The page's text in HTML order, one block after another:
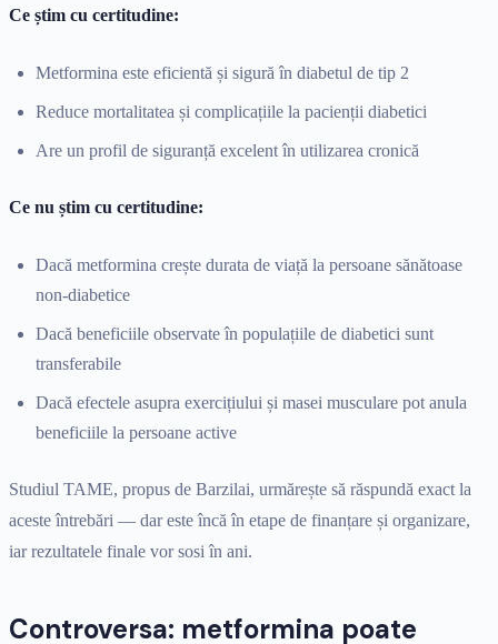
Ce știm cu certitudine:
Metformina este eficientă și sigură în diabetul de tip 2
Reduce mortalitatea și complicațiile la pacienții diabetici
Are un profil de siguranță excelent în utilizarea cronică
Ce nu știm cu certitudine:
Dacă metformina crește durata de viață la persoane sănătoase
non-diabetice
Dacă beneficiile observate în populațiile de diabetici sunt
transferabile
Dacă efectele asupra exercițiului și masei musculare pot anula
beneficiile la persoane active
Studiul TAME, propus de Barzilai, urmărește să răspundă exact la
aceste întrebări — dar este încă în etape de finanțare și organizare,
iar rezultatele finale vor sosi în ani.
Controversa: metformina poate